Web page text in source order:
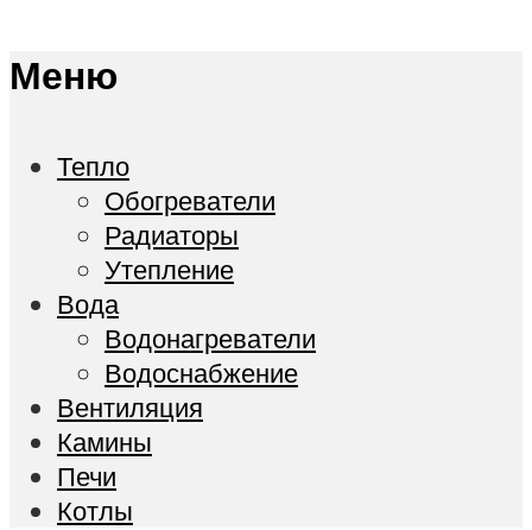
Меню
Тепло
Обогреватели
Радиаторы
Утепление
Вода
Водонагреватели
Водоснабжение
Вентиляция
Камины
Печи
Котлы